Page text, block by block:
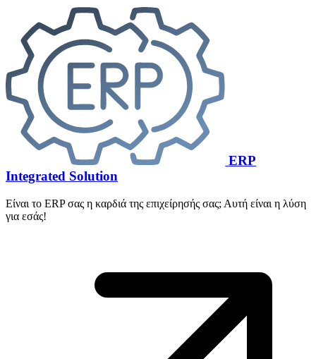
ERP
Integrated Solution
Είναι το ERP σας η καρδιά της επιχείρησής σας; Αυτή είναι η λύση
για εσάς!